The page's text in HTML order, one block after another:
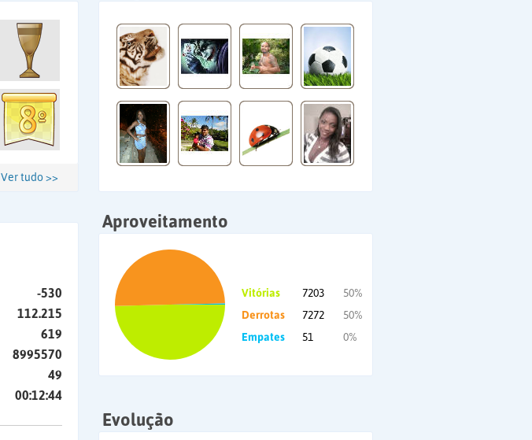
Ver tudo >>
-530
112.215
619
8995570
49
00:12:44
Aproveitamento
Vitórias 7203
50%
Derrotas
7272
50%
Empates
51 0%
Evolução